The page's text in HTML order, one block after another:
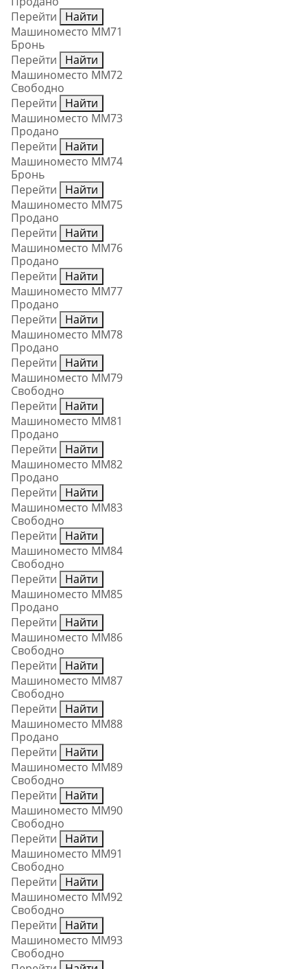
Перейти
Найти
Машиноместо ММ71
Бронь
Перейти
Найти
Машиноместо ММ72
Свободно
Перейти
Найти
Машиноместо ММ73
Продано
Перейти
Найти
Машиноместо ММ74
Бронь
Перейти
Найти
Машиноместо ММ75
Продано
Перейти
Найти
Машиноместо ММ76
Продано
Перейти
Найти
Машиноместо ММ77
Продано
Перейти
Найти
Машиноместо ММ78
Продано
Перейти
Найти
Машиноместо ММ79
Свободно
Перейти
Найти
Машиноместо ММ81
Продано
Перейти
Найти
Машиноместо ММ82
Продано
Перейти
Найти
Машиноместо ММ83
Свободно
Перейти
Найти
Машиноместо ММ84
Свободно
Перейти
Найти
Машиноместо ММ85
Продано
Перейти
Найти
Машиноместо ММ86
Свободно
Перейти
Найти
Машиноместо ММ87
Свободно
Перейти
Найти
Машиноместо ММ88
Продано
Перейти
Найти
Машиноместо ММ89
Свободно
Перейти
Найти
Машиноместо ММ90
Свободно
Перейти
Найти
Машиноместо ММ91
Свободно
Перейти
Найти
Машиноместо ММ92
Свободно
Перейти
Найти
Машиноместо ММ93
Свободно